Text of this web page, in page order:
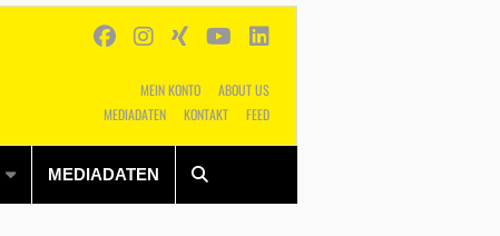
MEIN KONTO
ABOUT US
MEDIADATEN
KONTAKT FEED
MEDIADATEN
Alles Shop SUCHEN